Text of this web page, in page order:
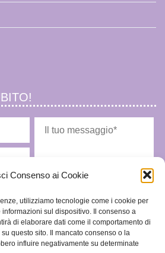
Consenso ai Cookie
utilizziamo tecnologie come i cookie per
sul dispositivo. Il consenso a
di elaborare dati come il comportamento di
questo sito. Il mancato consenso o la
influire negativamente su determinate
e acconsento alla memorizzazione dei miei dati nel
dal regolamento europeo per la protezione dei